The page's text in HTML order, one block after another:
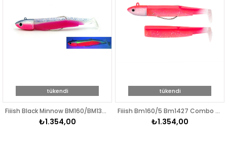
tükendi
Fiiish Black Minnow BM160/BM1362 Combo Deep 90gr Sunset Blue Silikon Yem
₺1.354,00
tükendi
Fiiish Bm160/5 Bm1427 Combo Deep 90gr Fluo Pink
₺1.354,00